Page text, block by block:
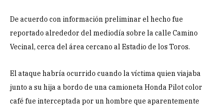
De acuerdo con información preliminar el hecho fue
reportado alrededor del mediodía sobre la calle Camino
Vecinal, cerca del área cercano al Estadio de los Toros.
El ataque habría ocurrido cuando la víctima quien viajaba
junto a su hija a bordo de una camioneta Honda Pilot color
café fue interceptada por un hombre que aparentemente